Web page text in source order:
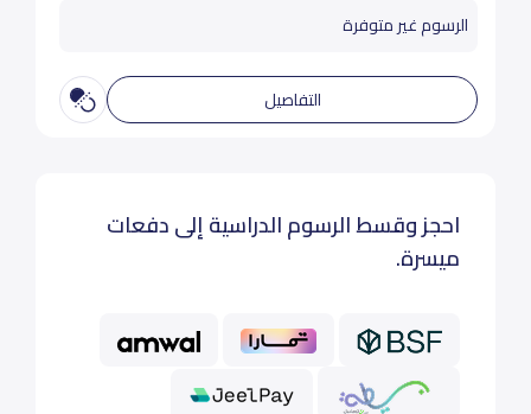
الرسوم غير متوفرة
التفاصيل
احجز وقسط الرسوم الدراسية إلى دفعات
ميسرة.